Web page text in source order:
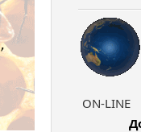
ON-LINE